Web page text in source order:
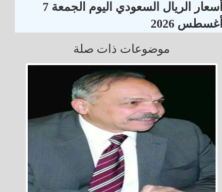
أسعار الريال السعودي اليوم الجمعة 7
2026
موضوعات ذات صلة